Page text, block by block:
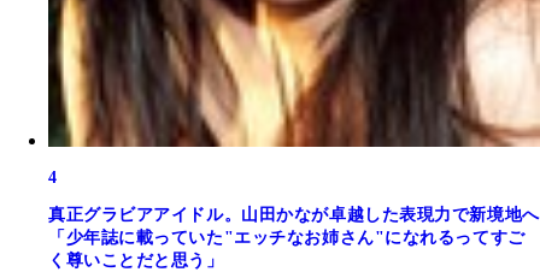
4
真正グラビアアイドル。山田かなが卓越した表現力で新境地へ
「少年誌に載っていた"エッチなお姉さん"になれるってすご
く尊いことだと思う」